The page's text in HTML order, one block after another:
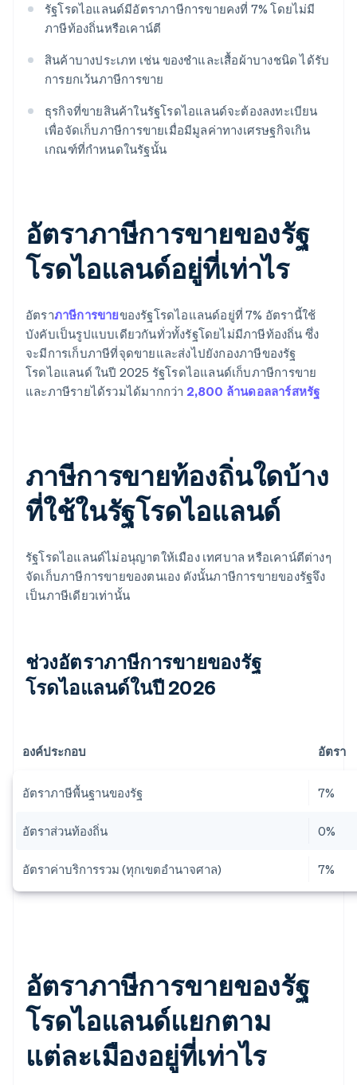
รัฐโรดไอแลนด์มีอัตราภาษีการขายคงที่ 7% โดยไม่มี
ภาษีท้องถิ่นหรือเคาน์ตี
สินค้าบางประเภท เช่น ของชำและเสื้อผ้าบางชนิด ได้รับ
การยกเว้นภาษีการขาย
ธุรกิจที่ขายสินค้าในรัฐโรดไอแลนด์จะต้องลงทะเบียน
เพื่อจัดเก็บภาษีการขายเมื่อมีมูลค่าทางเศรษฐกิจเกิน
เกณฑ์ที่กำหนดในรัฐนั้น
อัตราภาษีการขายของรัฐ
โรดไอแลนด์อยู่ที่เท่าไร
อัตราภาษีการขายของรัฐโรดไอแลนด์อยู่ที่ 7% อัตรานี้ใช้
บังคับเป็นรูปแบบเดียวกันทั่วทั้งรัฐโดยไม่มีภาษีท้องถิ่น ซึ่ง
จะมีการเก็บภาษีที่จุดขายและส่งไปยังกองภาษีของรัฐ
โรดไอแลนด์ ในปี 2025 รัฐโรดไอแลนด์เก็บภาษีการขาย
และภาษีรายได้รวมได้มากกว่า 2,800 ล้านดอลลาร์สหรัฐ
ภาษีการขายท้องถิ่นใดบ้าง
ที่ใช้ในรัฐโรดไอแลนด์
รัฐโรดไอแลนด์ไม่อนุญาตให้เมือง เทศบาล หรือเคาน์ตีต่างๆ
จัดเก็บภาษีการขายของตนเอง ดังนั้นภาษีการขายของรัฐจึง
เป็นภาษีเดียวเท่านั้น
ช่วงอัตราภาษีการขายของรัฐ
โรดไอแลนด์ในปี 2026
องค์ประกอบ อัตรา
อัตราภาษีพื้นฐานของรัฐ 7%
อัตราส่วนท้องถิ่น 0%
อัตราค่าบริการรวม (ทุกเขตอำนาจศาล) 7%
อัตราภาษีการขายของรัฐ
โรดไอแลนด์แยกตาม
แต่ละเมืองอยู่ที่เท่าไร